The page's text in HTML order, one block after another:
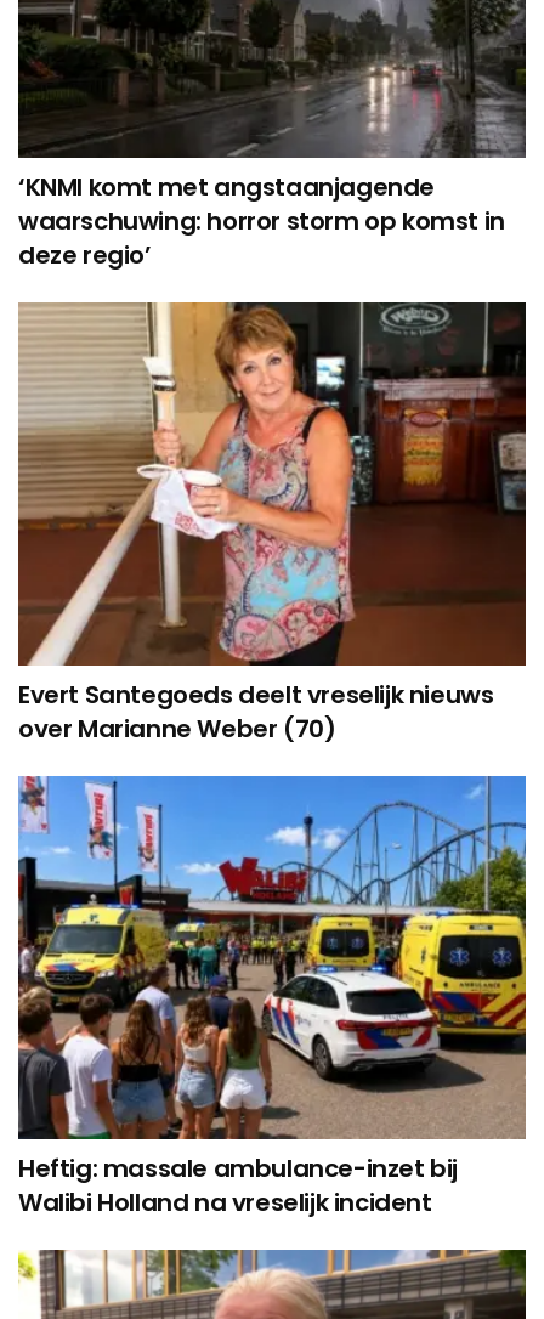
‘KNMI komt met angstaanjagende
waarschuwing: horror storm op komst in
deze regio’
Evert Santegoeds deelt vreselijk nieuws
over Marianne Weber (70)
Heftig: massale ambulance-inzet bij
Walibi Holland na vreselijk incident